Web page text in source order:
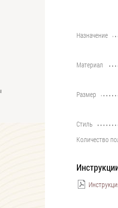
Назначение
Материал
Размер
Стиль
Количество